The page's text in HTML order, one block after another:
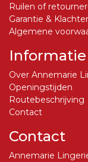
Ruilen of
Garantie &
Algemene
Informatie
Over Annemarie
Openingstijden
Routebeschrijving
Contact
Contact
Annemarie